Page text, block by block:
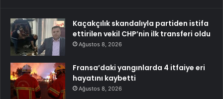
Kaçakçılık skandalıyla partiden istifa
ettirilen vekil CHP’nin ilk transferi oldu
Ağustos 8, 2026
Fransa’daki yangınlarda 4 itfaiye eri
hayatını kaybetti
Ağustos 8, 2026